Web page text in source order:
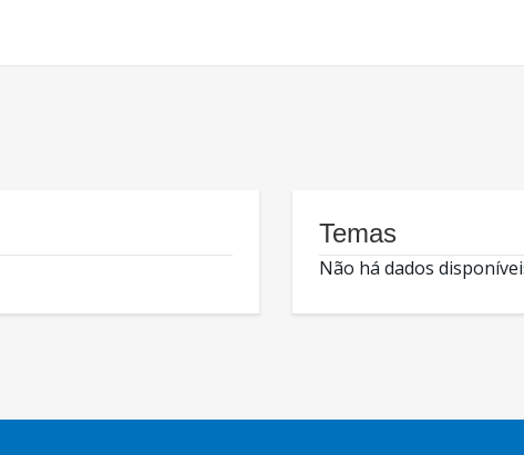
Temas
Não há dados